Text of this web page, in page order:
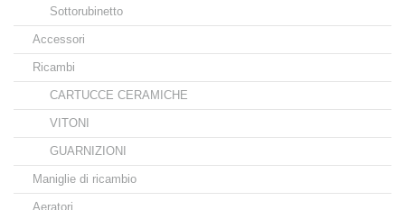
Sottorubinetto
Accessori
Ricambi
CARTUCCE CERAMICHE
VITONI
GUARNIZIONI
Maniglie di ricambio
Aeratori